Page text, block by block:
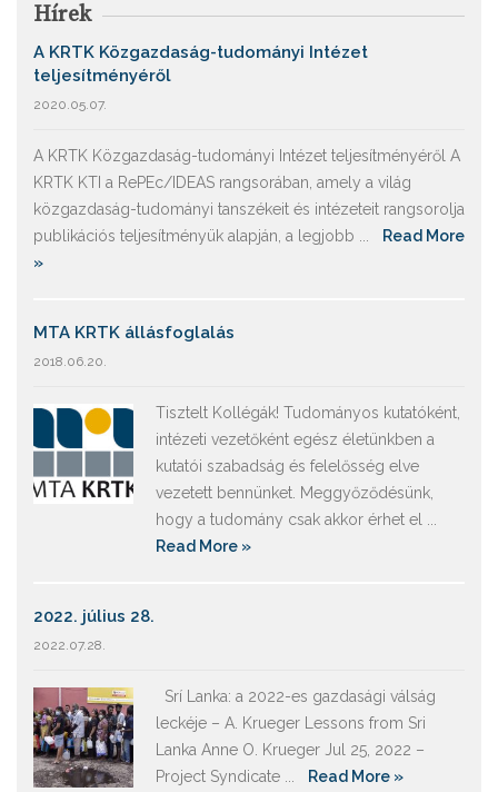
Hírek
A KRTK Közgazdaság-tudományi Intézet
teljesítményéről
2020.05.07.
A KRTK Közgazdaság-tudományi Intézet teljesítményéről A
KRTK KTI a RePEc/IDEAS rangsorában, amely a világ
közgazdaság-tudományi tanszékeit és intézeteit rangsorolja
publikációs teljesítményük alapján, a legjobb ...
Read More
»
MTA KRTK állásfoglalás
2018.06.20.
Tisztelt Kollégák! Tudományos kutatóként,
intézeti vezetőként egész életünkben a
kutatói szabadság és felelősség elve
vezetett bennünket. Meggyőződésünk,
hogy a tudomány csak akkor érhet el ...
Read More »
2022. július 28.
2022.07.28.
Srí Lanka: a 2022-es gazdasági válság
leckéje – A. Krueger Lessons from Sri
Lanka Anne O. Krueger Jul 25, 2022 –
Project Syndicate ...
Read More »